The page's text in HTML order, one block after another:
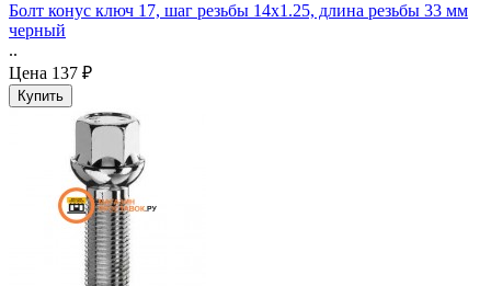
Болт конус ключ 17, шаг резьбы 14x1.25, длина резьбы 33 мм
черный
..
Цена 137 ₽